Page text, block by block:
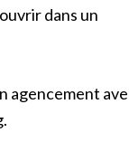
dans un
agencement